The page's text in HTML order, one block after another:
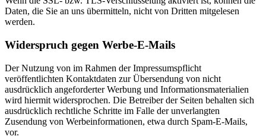
Daten, die Sie an uns übermitteln, nicht von Dritten mitgelesen
werden.
Widerspruch gegen Werbe-E-Mails
Der Nutzung von im Rahmen der Impressumspflicht
veröffentlichten Kontaktdaten zur Übersendung von nicht
ausdrücklich angeforderter Werbung und Informationsmaterialien
wird hiermit widersprochen. Die Betreiber der Seiten behalten sich
ausdrücklich rechtliche Schritte im Falle der unverlangten
Zusendung von Werbeinformationen, etwa durch Spam-E-Mails,
vor.